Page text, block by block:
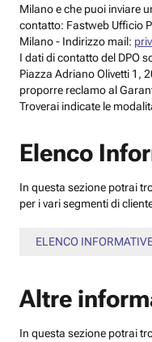
Milano e che puoi inviare
contatto: Fastweb Ufficio
Milano - Indirizzo mail:
I dati di contatto del DPO
Piazza Adriano Olivetti 1,
proporre reclamo al
Troverai indicate le
Elenco
In questa sezione potrai
per i vari segmenti di
ELENCO
Altre
In questa sezione potrai